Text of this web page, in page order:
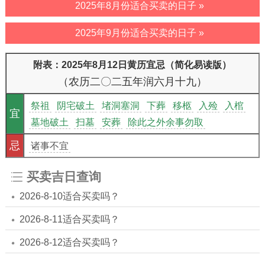
2025年8月份适合买卖的日子 »
2025年9月份适合买卖的日子 »
附表：2025年8月12日黄历宜忌（简化易读版）
（农历二〇二五年润六月十九）
宜
祭祖 阴宅破土 堵洞塞洞 下葬 移柩 入殓
入棺
墓地破土
扫墓 安葬
除此之外余事勿取
忌
诸事不宜
买卖吉日查询
2026-8-10适合买卖吗？
2026-8-11适合买卖吗？
2026-8-12适合买卖吗？